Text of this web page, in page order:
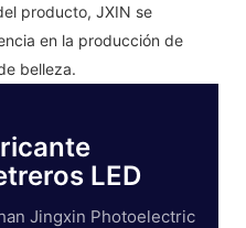
producto, JXIN se
en la producción de
belleza.
LED
Jingxin Photoelectric